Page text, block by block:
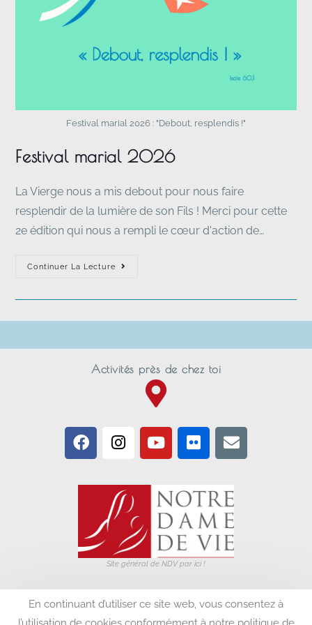
Festival marial 2026 : "Debout, resplendis !"
Festival marial 2026
La Vierge nous a mis debout pour nous faire
resplendir de la lumière de son Fils ! Merci pour cette
2e édition qui nous a rempli le cœur d'action de…
Continuer La Lecture
Activités près de chez toi
Site général de NDV par ici !
S'inscrire à la newsletter
En continuant d’utiliser ce site web, vous consentez à